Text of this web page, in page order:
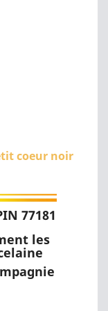
coeur noir
77181
les